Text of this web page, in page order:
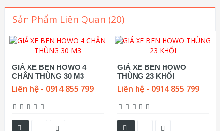
Sản Phẩm Liên Quan (20)
GIÁ XE BEN HOWO 4
CHÂN THÙNG 30 M3
Liên hệ - 0914 855 799
GIÁ XE BEN HOWO
THÙNG 23 KHỐI
Liên hệ - 0914 855 799